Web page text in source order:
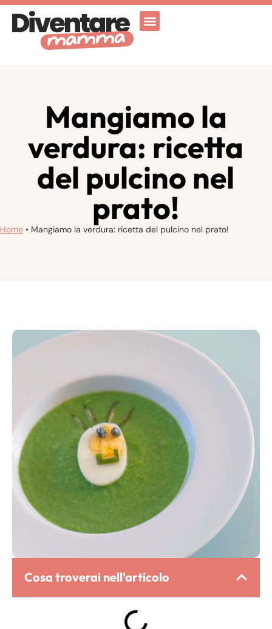
Mangiamo la
verdura: ricetta
del pulcino nel
prato!
Home • Mangiamo la verdura: ricetta del pulcino nel prato!
Cosa troverai nell'articolo